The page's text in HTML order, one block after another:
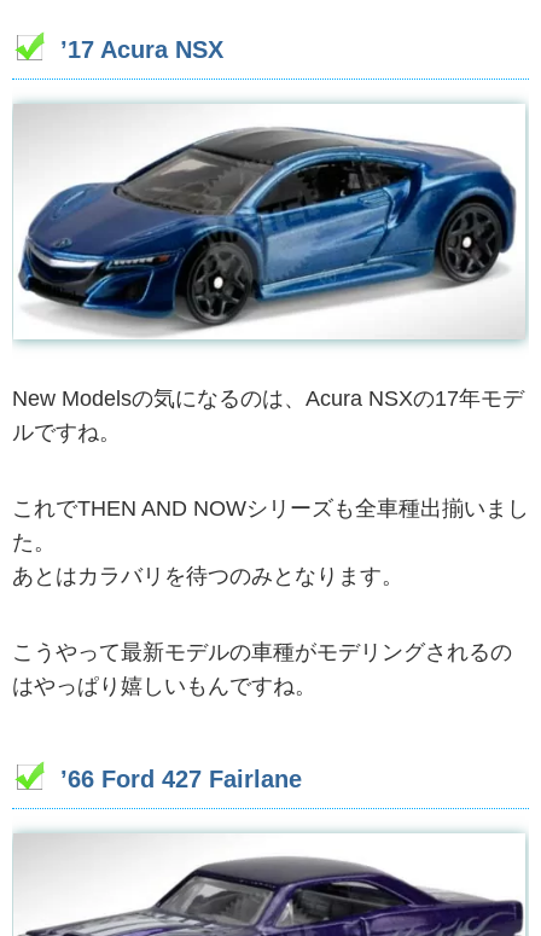
’17 Acura NSX
New Modelsの気になるのは、Acura NSXの17年モデ
ルですね。
これでTHEN AND NOWシリーズも全車種出揃いまし
た。
あとはカラバリを待つのみとなります。
こうやって最新モデルの車種がモデリングされるの
はやっぱり嬉しいもんですね。
’66 Ford 427 Fairlane